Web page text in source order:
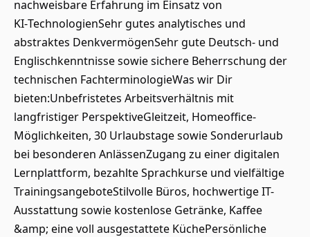
nachweisbare Erfahrung im Einsatz von
KI‑TechnologienSehr gutes analytisches und
abstraktes DenkvermögenSehr gute Deutsch‑ und
Englischkenntnisse sowie sichere Beherrschung der
technischen FachterminologieWas wir Dir
bieten:Unbefristetes Arbeitsverhältnis mit
langfristiger PerspektiveGleitzeit, Homeoffice-
Möglichkeiten, 30 Urlaubstage sowie Sonderurlaub
bei besonderen AnlässenZugang zu einer digitalen
Lernplattform, bezahlte Sprachkurse und vielfältige
TrainingsangeboteStilvolle Büros, hochwertige IT-
Ausstattung sowie kostenlose Getränke, Kaffee
&amp; eine voll ausgestattete KüchePersönliche